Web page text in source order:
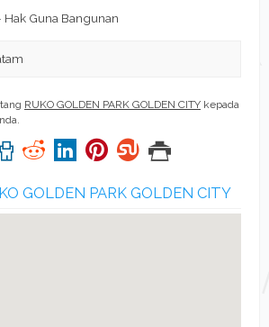
Hak Guna Bangunan
RUKO GOLDEN PARK GOLDEN CITY kepada
GOLDEN PARK GOLDEN CITY